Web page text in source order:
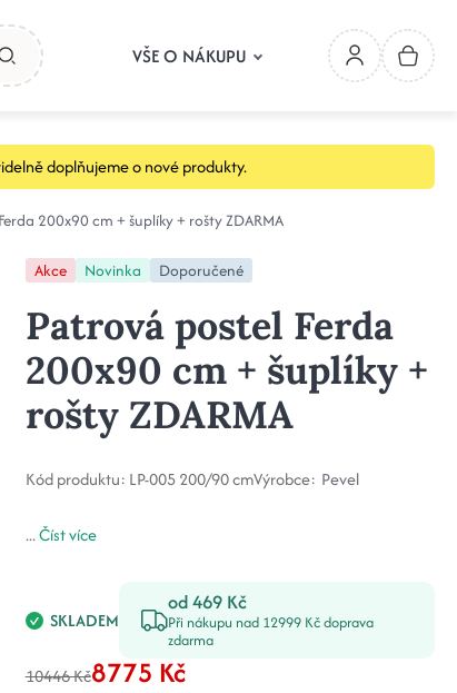
VŠE O NÁKUPU
doplňujeme o nové produkty.
200x90 cm + šuplíky + rošty ZDARMA
Akce Novinka Doporučené
Patrová postel Ferda
200x90 cm + šuplíky +
rošty ZDARMA
Kód produktu: LP-005 200/90 cmVýrobce: Pevel
...Číst více
SKLADEM
od 469 Kč
Při nákupu nad 12999 Kč doprava
zdarma
10446 Kč8775 Kč